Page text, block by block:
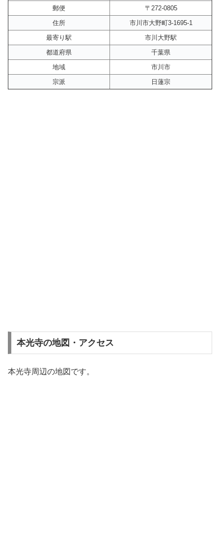
郵便
〒272-0805
住所
市川市大野町3-1695-1
最寄り駅
市川大野駅
都道府県
千葉県
地域
市川市
宗派
日蓮宗
本光寺の地図・アクセス
本光寺周辺の地図です。